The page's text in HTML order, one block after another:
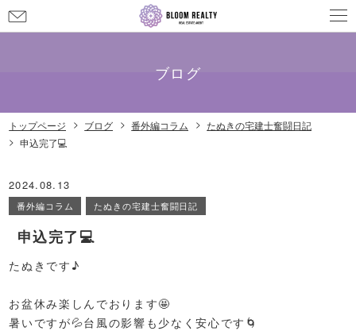
問
せ
ブログ
トップページ ブログ 番外編コラム
たぬきの宅建士奮闘日記
申込完了💻
2024.08.13
番外編コラム たぬきの宅建士奮闘日記
申込完了💻
たぬきです♪
お盆休み楽しんでおります🤩
暑いですが💦台風の影響も少なく安心です🌀